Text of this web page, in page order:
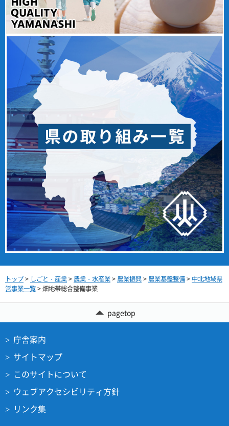
トップ> しごと・産業> 農業・水産業> 農業振興> 農業基盤整備> 中北地域県
営事業一覧> 畑地帯総合整備事業
pagetop
庁舎案内
サイトマップ
このサイトについて
ウェブアクセシビリティ方針
リンク集